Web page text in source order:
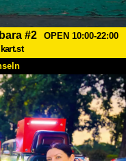
#2
OPEN 10:00-22:00
Preise
FAQ